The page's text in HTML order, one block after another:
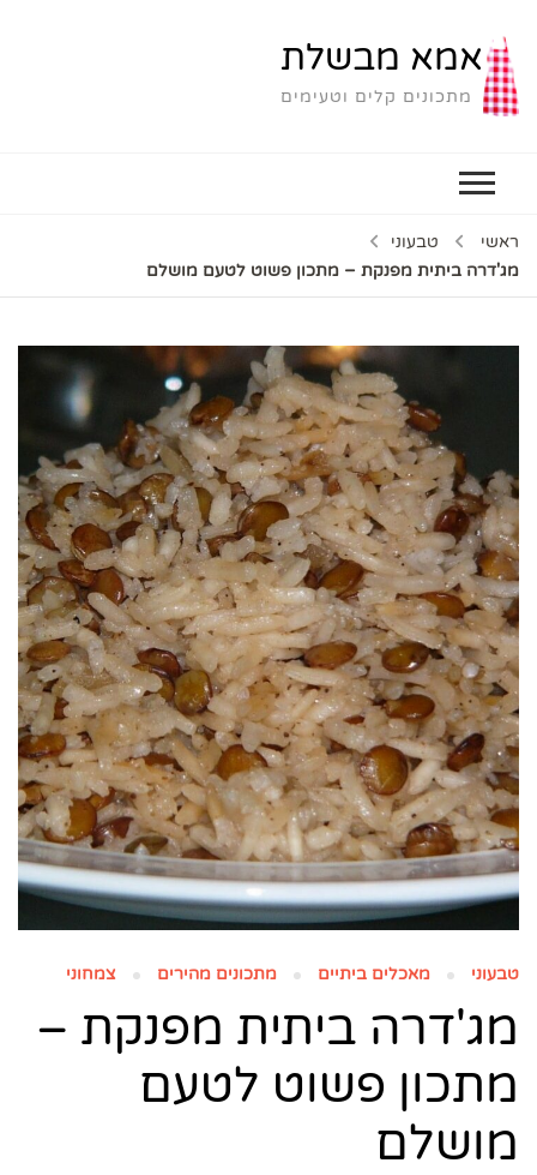
אמא מבשלת
מתכונים קלים וטעימים
ראשי
טבעוני
מג'דרה ביתית מפנקת – מתכון פשוט לטעם מושלם
טבעוני מאכלים ביתיים מתכונים מהירים צמחוני
מג'דרה ביתית מפנקת –
מתכון פשוט לטעם
מושלם